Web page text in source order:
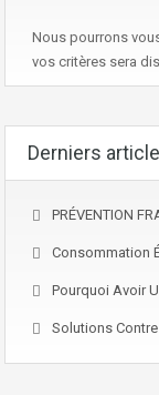
Nous pourrons
vos critères sera
Derniers
PRÉVENTION
Consommation
Pourquoi Avoir
Solutions